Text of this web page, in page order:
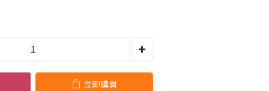
立即購買